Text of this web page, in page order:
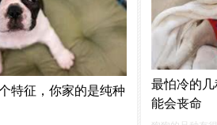
最怕冷的
能会丧命
特征，你家的是纯种